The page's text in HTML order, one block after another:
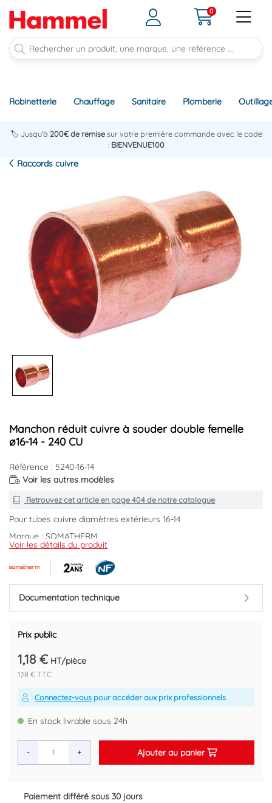
0
Robinetterie Chauffage Sanitaire Plomberie
🏷️ Jusqu'à 200€ de remisesur votre première commande avec le code
: BIENVENUE100
Raccords cuivre
Manchon réduit cuivre à souder double femelle
ø16-14 - 240 CU
Référence : 5240-16-14
Voir les autres modèles
Retrouvez cet article en page 404de notre catalogue
Pour tubes cuivre diamètres extérieurs 16-14
Marque : SOMATHERM
Code EAN : 3540735240649
Voir les détails du produit
Documentation technique
Prix public
1,18 € HT/pièce
1,18 € TTC
Connectez-vous pour accéder aux prix professionnels
En stock livrable sous 24h
- + Ajouter au panier
Retour gratuit sous 14 jours